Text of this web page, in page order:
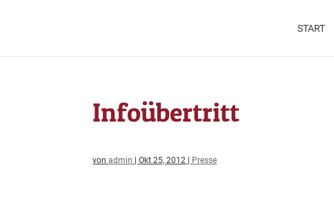
START
Infoübertritt
vonadmin |Okt 25, 2012 Presse